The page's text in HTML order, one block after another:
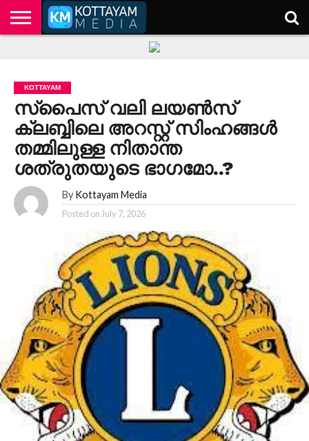
KOTTAYAM
സ്‌പൈസ് വലി ലയൺസ്
ക്ലബ്ബിലെ അറസ്റ്റ് സിംഹങ്ങൾ
തമ്മിലുള്ള നിതാന്ത
ശത്രുതയുടെ ഭാഗമോ..?
By Kottayam Media
Posted on July 7, 2026